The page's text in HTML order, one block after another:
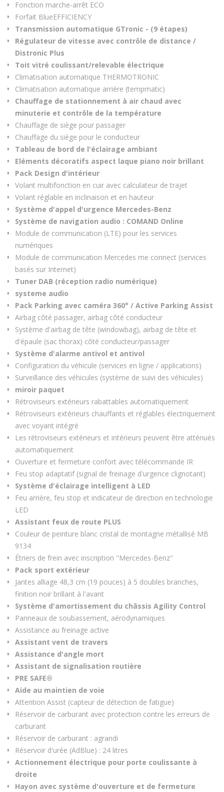
Fonction marche-arrêt ECO
Forfait BlueEFFICIENCY
Transmission automatique GTronic - (9 étapes)
Régulateur de vitesse avec contrôle de distance /
Distronic Plus
Toit vitré coulissant/relevable électrique
Climatisation automatique THERMOTRONIC
Climatisation automatique arrière (tempmatic)
Chauffage de stationnement à air chaud avec
minuterie et contrôle de la température
Chauffage de siège pour passager
Chauffage du siège pour le conducteur
Tableau de bord de l'éclairage ambiant
Eléments décoratifs aspect laque piano noir brillant
Pack Design d'intérieur
Volant multifonction en cuir avec calculateur de trajet
Volant réglable en inclinaison et en hauteur
Système d'appel d'urgence Mercedes-Benz
Système de navigation audio : COMAND Online
Module de communication (LTE) pour les services
numériques
Module de communication Mercedes me connect (services
basés sur Internet)
Tuner DAB (réception radio numérique)
systeme audio
Pack Parking avec caméra 360° / Active Parking Assist
Airbag côté passager, airbag côté conducteur
Système d'airbag de tête (windowbag), airbag de tête et
d'épaule (sac thorax) côté conducteur/passager
Système d'alarme antivol et antivol
Configuration du véhicule (services en ligne / applications)
Surveillance des véhicules (système de suivi des véhicules)
miroir paquet
Rétroviseurs extérieurs rabattables automatiquement
Rétroviseurs extérieurs chauffants et réglables électriquement
avec voyant intégré
Les rétroviseurs extérieurs et intérieurs peuvent être atténués
automatiquement
Ouverture et fermeture confort avec télécommande IR
Feu stop adaptatif (signal de freinage d'urgence clignotant)
Système d'éclairage intelligent à LED
Feu arrière, feu stop et indicateur de direction en technologie
LED
Assistant feux de route PLUS
Couleur de peinture blanc cristal de montagne métallisé MB
9134
Étriers de frein avec inscription "Mercedes-Benz"
Pack sport extérieur
Jantes alliage 48,3 cm (19 pouces) à 5 doubles branches,
finition noir brillant à l'avant
Système d'amortissement du châssis Agility Control
Panneaux de soubassement, aérodynamiques
Assistance au freinage active
Assistant vent de travers
Assistance d'angle mort
Assistant de signalisation routière
PRE SAFE®
Aide au maintien de voie
Attention Assist (capteur de détection de fatigue)
Réservoir de carburant avec protection contre les erreurs de
carburant
Réservoir de carburant : agrandi
Réservoir d'urée (AdBlue) : 24 litres
Actionnement électrique pour porte coulissante à
droite
Hayon avec système d'ouverture et de fermeture